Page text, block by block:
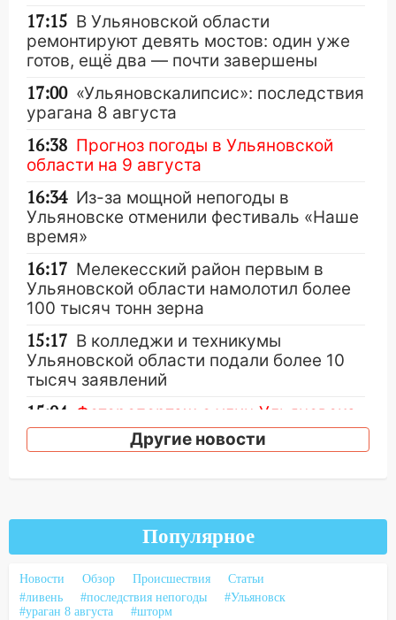
17:15 В Ульяновской области
ремонтируют девять мостов: один уже
готов, ещё два — почти завершены
17:00 «Ульяновскалипсис»: последствия
урагана 8 августа
16:38 Прогноз погоды в Ульяновской
области на 9 августа
16:34 Из-за мощной непогоды в
Ульяновске отменили фестиваль «Наше
время»
16:17 Мелекесский район первым в
Ульяновской области намолотил более
100 тысяч тонн зерна
15:17 В колледжи и техникумы
Ульяновской области подали более 10
тысяч заявлений
15:04 Фоторепортаж с улиц Ульяновска
после шторма: поваленные деревья и
затопленные улицы
Жители Ульяновска сами
пытаются расчистить ливнёвки, не
дождавшись коммунальщиков
14:16 Шторм продолжает ломать город:
Другие новости
Популярное
Новости Обзор Происшествия
Статьи
#ливень
#последствия непогоды
#Ульяновск
#ураган 8 августа
#шторм